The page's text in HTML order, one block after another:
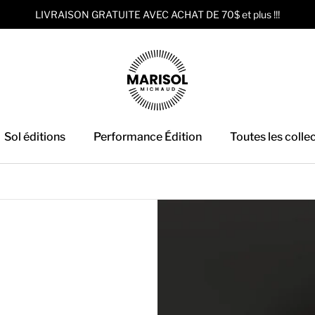
LIVRAISON GRATUITE AVEC ACHAT DE 70$ et plus !!!
Sol éditions Performance Édition Toutes les